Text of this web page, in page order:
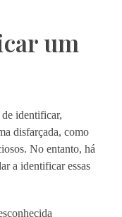
um
identificar,
disfarçada, como
No entanto, há
a identificar essas